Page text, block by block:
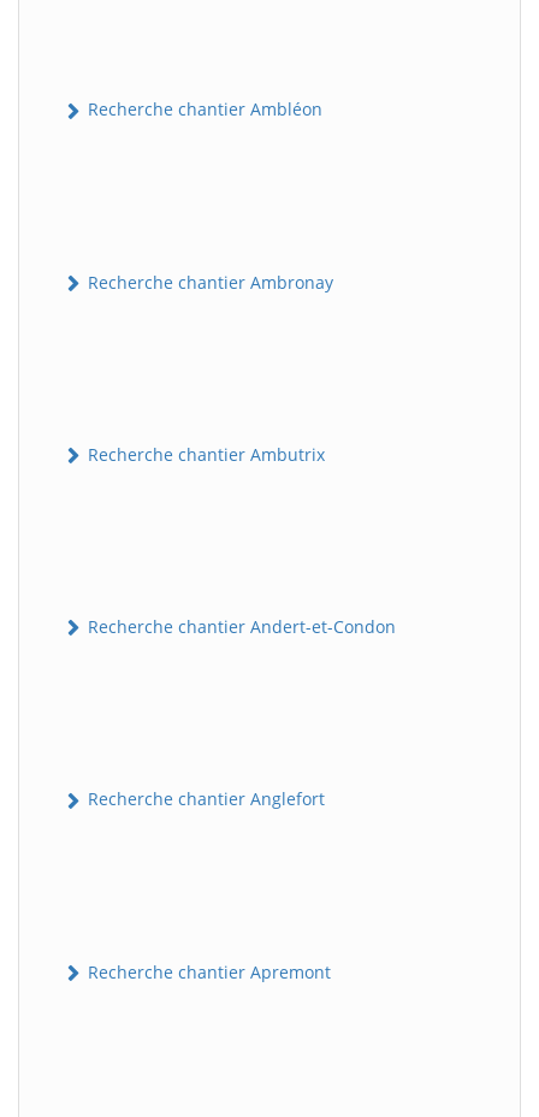
Recherche chantier Ambléon
Recherche chantier Ambronay
Recherche chantier Ambutrix
Recherche chantier Andert-et-Condon
Recherche chantier Anglefort
Recherche chantier Apremont